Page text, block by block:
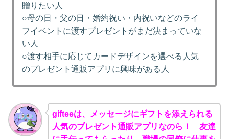
贈りたい人
○母の日・父の日・婚約祝い・内祝いなどのライ
フイベントに渡すプレゼントがまだ決まっていな
い人
○渡す相手に応じてカードデザインを選べる人気
のプレゼント通販アプリに興味がある人
gifteeは、メッセージにギフトを添えられる
人気のプレゼント通販アプリなのら！ 友達